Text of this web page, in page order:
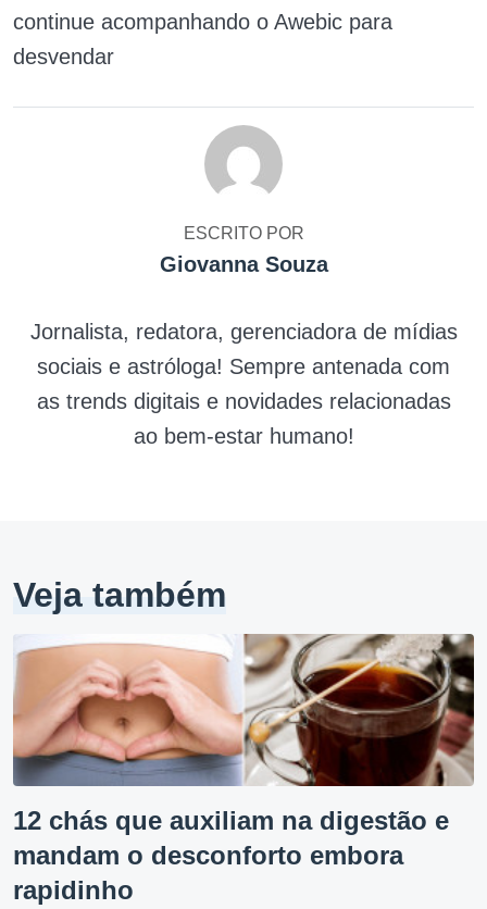
continue acompanhando o Awebic para
desvendar
ESCRITO POR
Giovanna Souza
Jornalista, redatora, gerenciadora de mídias
sociais e astróloga! Sempre antenada com
as trends digitais e novidades relacionadas
ao bem-estar humano!
Veja também
12 chás que auxiliam na digestão e
mandam o desconforto embora
rapidinho